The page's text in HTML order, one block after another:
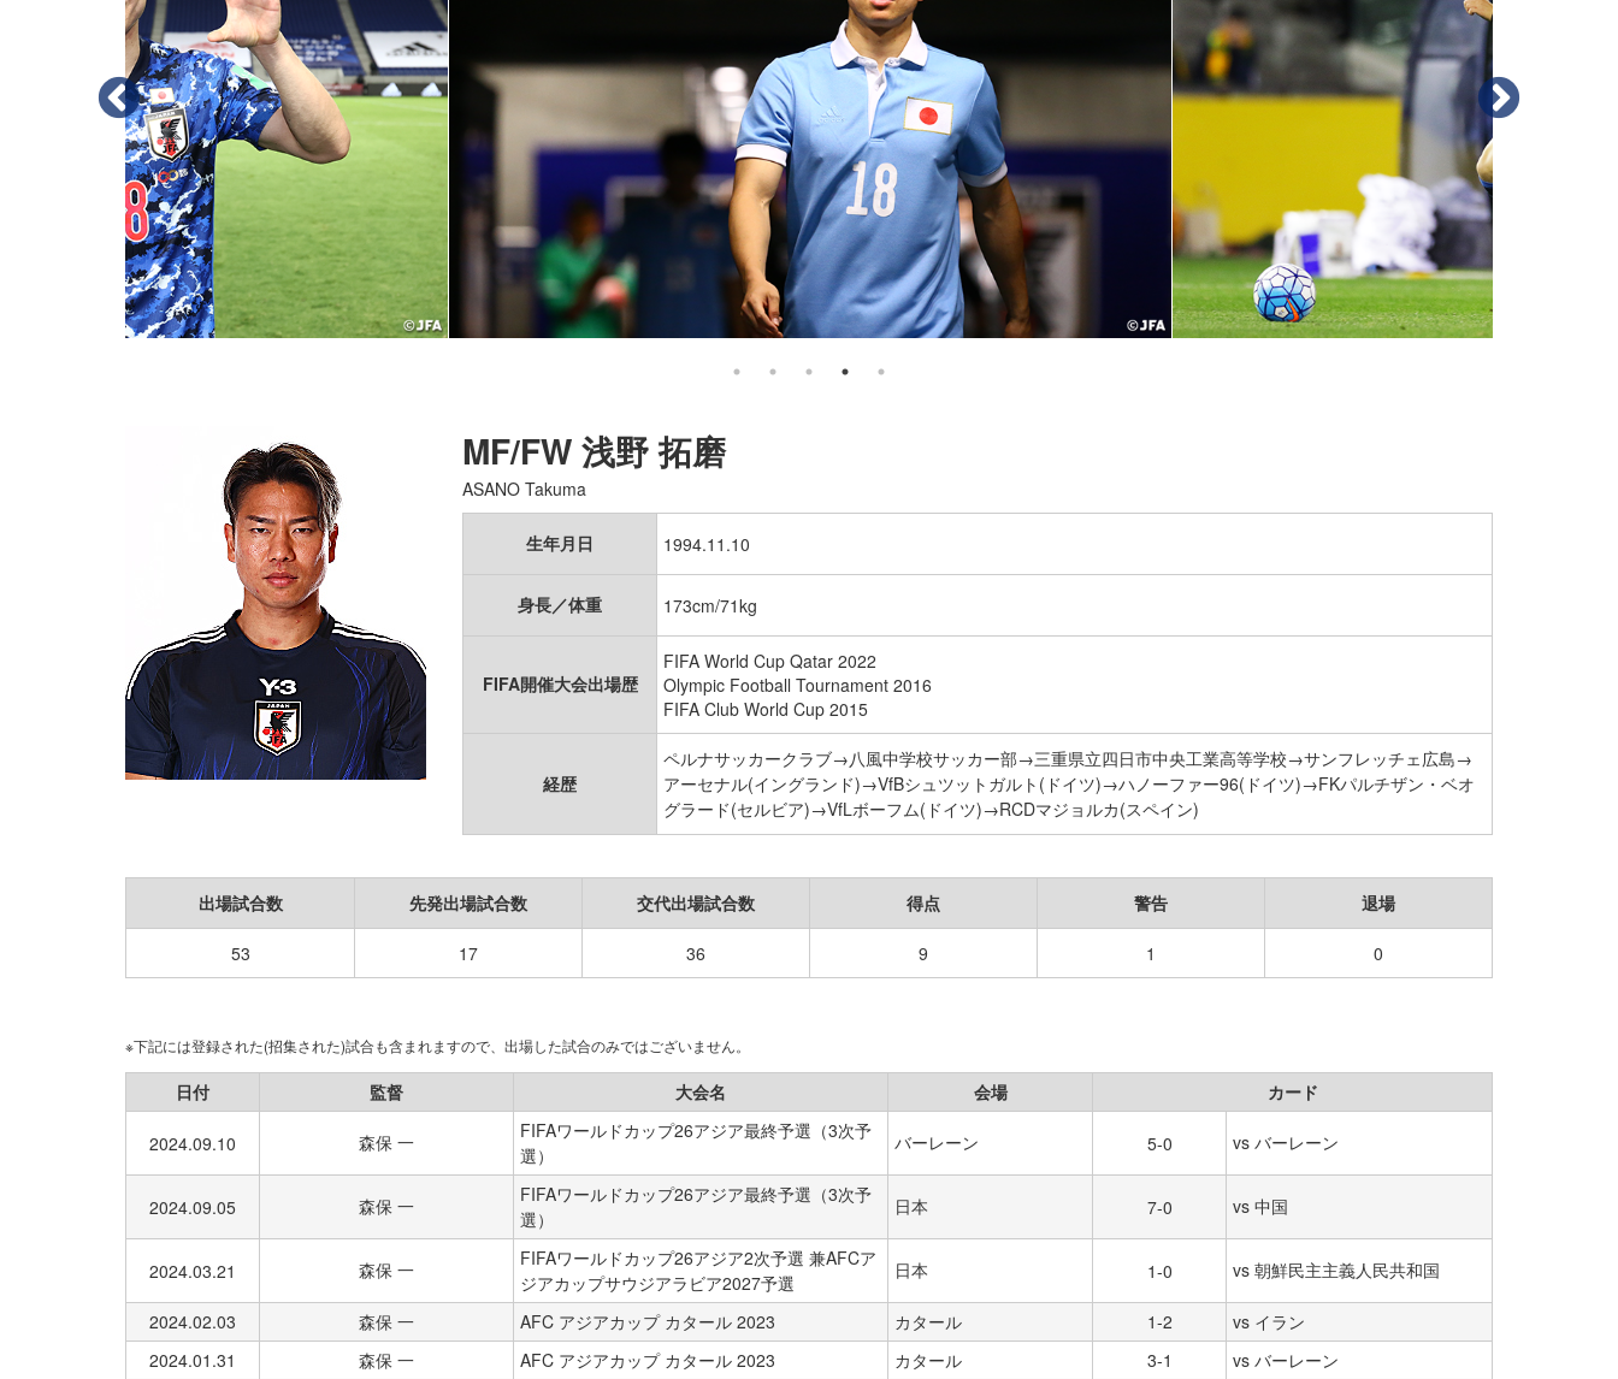
MF/FW浅野 拓磨
ASANO Takuma
生年月日 1994.11.10
身長／体重 173cm/71kg
FIFA開催大会出場歴
FIFA World Cup Qatar 2022
Olympic Football Tournament 2016
FIFA Club World Cup 2015
経歴
ペルナサッカークラブ→八風中学校サッカー部→三重県立四日市中央工業高等学校→サンフレッチェ広島→
アーセナル(イングランド)→VfBシュツットガルト(ドイツ)→ハノーファー96(ドイツ)→FKパルチザン・ベオ
グラード(セルビア)→VfLボーフム(ドイツ)→RCDマジョルカ(スペイン)
出場試合数 先発出場試合数 交代出場試合数 得点 警告 退場
53 17 36 9 1 0
※下記には登録された(招集された)試合も含まれますので、出場した試合のみではございません。
日付 監督 大会名 会場 カード
2024.09.10 森保 一
FIFAワールドカップ26アジア最終予選（3次予
選）
バーレーン 5-0 vs バーレーン
2024.09.05 森保 一
FIFAワールドカップ26アジア最終予選（3次予
選）
日本 7-0 vs 中国
2024.03.21 森保 一
FIFAワールドカップ26アジア2次予選 兼AFCア
ジアカップサウジアラビア2027予選
日本 1-0 vs 朝鮮民主主義人民共和国
2024.02.03 森保 一 AFC アジアカップ カタール 2023 カタール 1-2
vs イラン
2024.01.31
森保 一 AFC アジアカップ カタール 2023 カタール 3-1
vs バーレーン